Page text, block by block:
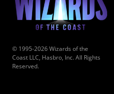
© 1995-2026 Wizards of the
Coast LLC, Hasbro, Inc. All Rights
Reserved.